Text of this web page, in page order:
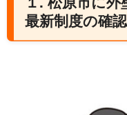
最新制度の確